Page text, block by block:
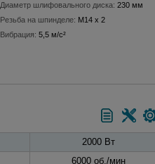
Диаметр шлифовального диска: 230 мм
Резьба на шпинделе: M14 x 2
Вибрация: 5,5 м/с²
2000 Вт
6000 об./мин